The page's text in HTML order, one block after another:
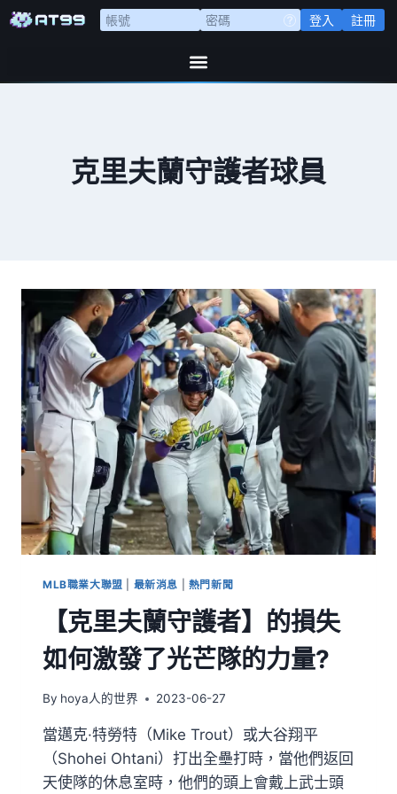
登入 註冊
克里夫蘭守護者球員
MLB職業大聯盟 最新消息 熱門新聞
【克里夫蘭守護者】的損失
如何激發了光芒隊的力量?
By hoya人的世界 2023-06-27
當邁克·特勞特（Mike Trout）或大谷翔平
（Shohei Ohtani）打出全壘打時，當他們返回
天使隊的休息室時，他們的頭上會戴上武士頭